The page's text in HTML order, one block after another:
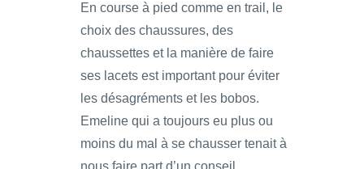
En course à pied comme en trail, le
choix des chaussures, des
chaussettes et la manière de faire
ses lacets est important pour éviter
les désagréments et les bobos.
Emeline qui a toujours eu plus ou
moins du mal à se chausser tenait à